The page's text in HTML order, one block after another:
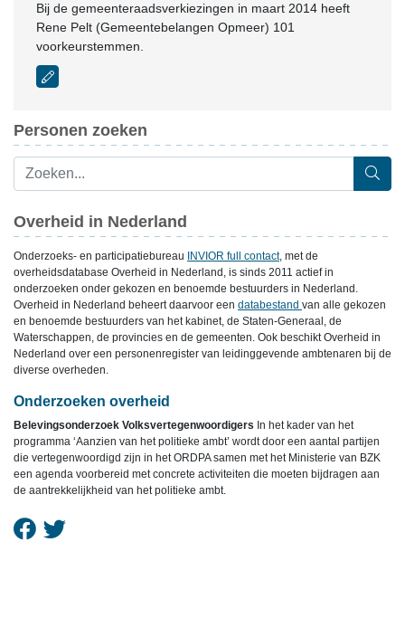
Bij de gemeenteraadsverkiezingen in maart 2014 heeft
Rene Pelt (Gemeentebelangen Opmeer) 101
voorkeurstemmen.
Personen zoeken
Overheid in Nederland
Onderzoeks- en participatiebureau INVIOR full contact, met de
overheidsdatabase Overheid in Nederland, is sinds 2011 actief in
onderzoeken onder gekozen en benoemde bestuurders in Nederland.
Overheid in Nederland beheert daarvoor een databestand van alle gekozen
en benoemde bestuurders van het kabinet, de Staten-Generaal, de
Waterschappen, de provincies en de gemeenten. Ook beschikt Overheid in
Nederland over een personenregister van leidinggevende ambtenaren bij de
diverse overheden.
Onderzoeken overheid
Belevingsonderzoek Volksvertegenwoordigers In het kader van het
programma ‘Aanzien van het politieke ambt’ wordt door een aantal partijen
die vertegenwoordigd zijn in het ORDPA samen met het Ministerie van BZK
een agenda voorbereid met concrete activiteiten die moeten bijdragen aan
de aantrekkelijkheid van het politieke ambt.